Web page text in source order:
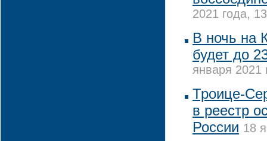
2021 года,
В ночь на
будет до
января 2021
Троице-
в реестр
России 18